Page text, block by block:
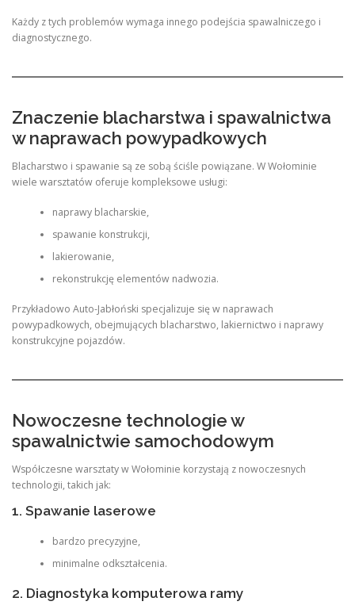
Każdy z tych problemów wymaga innego podejścia spawalniczego i
diagnostycznego.
Znaczenie blacharstwa i spawalnictwa
w naprawach powypadkowych
Blacharstwo i spawanie są ze sobą ściśle powiązane. W Wołominie
wiele warsztatów oferuje kompleksowe usługi:
naprawy blacharskie,
spawanie konstrukcji,
lakierowanie,
rekonstrukcję elementów nadwozia.
Przykładowo Auto-Jabłoński specjalizuje się w naprawach
powypadkowych, obejmujących blacharstwo, lakiernictwo i naprawy
konstrukcyjne pojazdów.
Nowoczesne technologie w
spawalnictwie samochodowym
Współczesne warsztaty w Wołominie korzystają z nowoczesnych
technologii, takich jak:
1. Spawanie laserowe
bardzo precyzyjne,
minimalne odkształcenia.
2. Diagnostyka komputerowa ramy